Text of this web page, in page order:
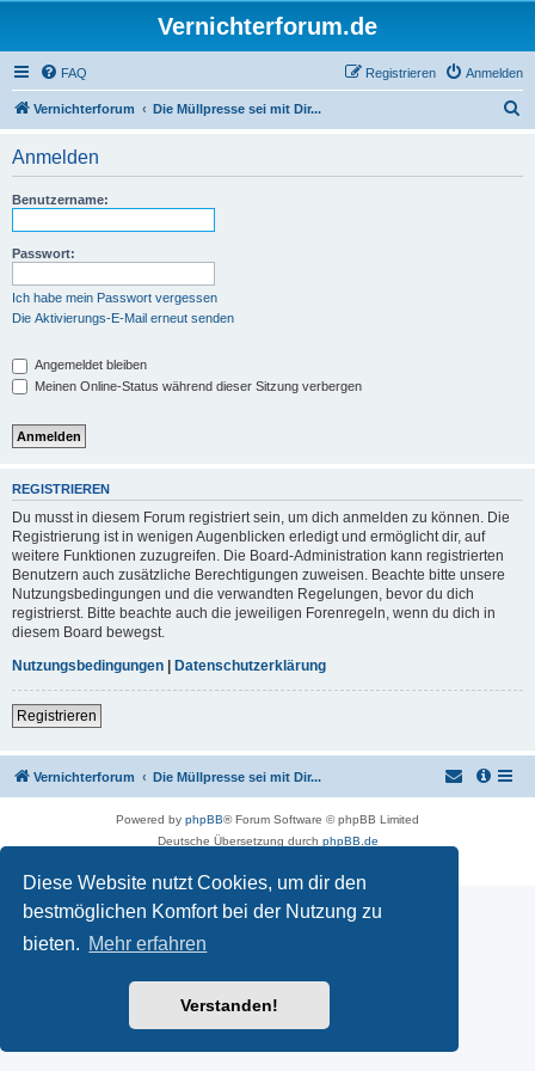
Diese Website nutzt Cookies, um dir den
bestmöglichen Komfort bei der Nutzung zu
bieten. Mehr erfahren
Verstanden!
Vernichterforum.de
FAQ Anmelden
Registrieren
Vernichterforum Die Müllpresse sei mit Dir...
Anmelden
Benutzername:
Passwort:
Ich habe mein Passwort vergessen
Die Aktivierungs-E-Mail erneut senden
Angemeldet bleiben
Meinen Online-Status während dieser Sitzung verbergen
REGISTRIEREN
Du musst in diesem Forum registriert sein, um dich anmelden zu können. Die
Registrierung ist in wenigen Augenblicken erledigt und ermöglicht dir, auf
weitere Funktionen zuzugreifen. Die Board-Administration kann registrierten
Benutzern auch zusätzliche Berechtigungen zuweisen. Beachte bitte unsere
Nutzungsbedingungen und die verwandten Regelungen, bevor du dich
registrierst. Bitte beachte auch die jeweiligen Forenregeln, wenn du dich in
diesem Board bewegst.
Nutzungsbedingungen | Datenschutzerklärung
Registrieren
Vernichterforum Die Müllpresse sei mit Dir...
Powered by phpBB® Forum Software © phpBB Limited
Deutsche Übersetzung durch phpBB.de